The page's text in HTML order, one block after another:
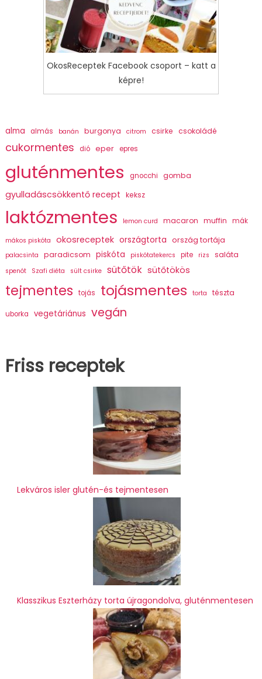
OkosReceptek Facebook csoport – katt a
képre!
alma almás banán burgonya citrom csirke csokoládé
cukormentes dió eper epres
gluténmentes gnocchi gomba
gyulladáscsökkentő recept keksz
laktózmentes lemon curd macaron muffin mák
mákos piskóta okosreceptek országtorta ország tortája
palacsinta paradicsom piskóta piskótatekercs pite rizs saláta
spenót Szafi diéta sült csirke sütőtök sütőtökös
tejmentes tojás tojásmentes torta tészta
uborka vegetáriánus vegán
Friss receptek
Lekváros isler glutén-és tejmentesen
Klasszikus Eszterházy torta újragondolva, gluténmentesen